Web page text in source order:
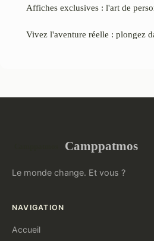
Affiches exclusives : l'art de
Vivez l'aventure réelle : plongez
Camppatmos
Le monde change. Et vous ?
NAVIGATION
Accueil